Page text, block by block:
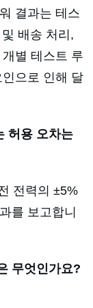
결과는 테스
배송 처리,
별 테스트 루
으로 인해 달
허용 오차는
전력의 ±5%
를 보고합니
무엇인가요?